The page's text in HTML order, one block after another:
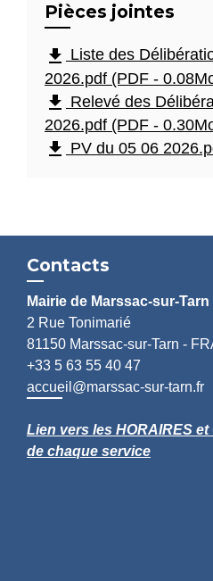
Pièces jointes
file_download Liste des
2026.pdf (PDF -
file_download Relevé des
2026.pdf (PDF -
file_download PV du 05 06
Contacts
Mairie de Marssac-sur-Tarn
2 Rue Tonimarié
81150 Marssac-sur-Tarn -
+33 5 63 55 40 47
accueil@marssac-sur-tarn.fr
Lien vers les HORAIRES et
de chaque service